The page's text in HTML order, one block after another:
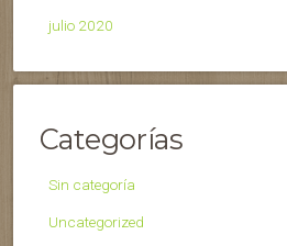
julio 2020
Categorías
Sin categoría
Uncategorized